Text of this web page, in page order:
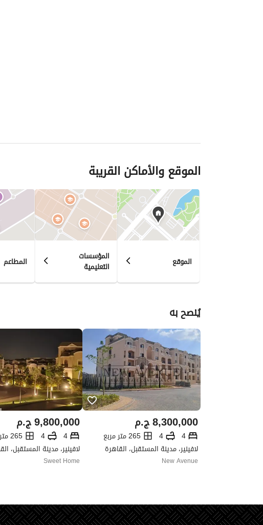
الموقع والأماكن القريبة
الموقع المؤسسات
التعليمية المطاعم
يُنصح به
ج.م8,300,000
4
4
265 متر مربع
لافينير، مدينة المستقبل، القاهرة
New Avenue
ج.م9,800,000
4
4
265 متر مربع
لافينير، مدينة المستقبل،
Sweet Home